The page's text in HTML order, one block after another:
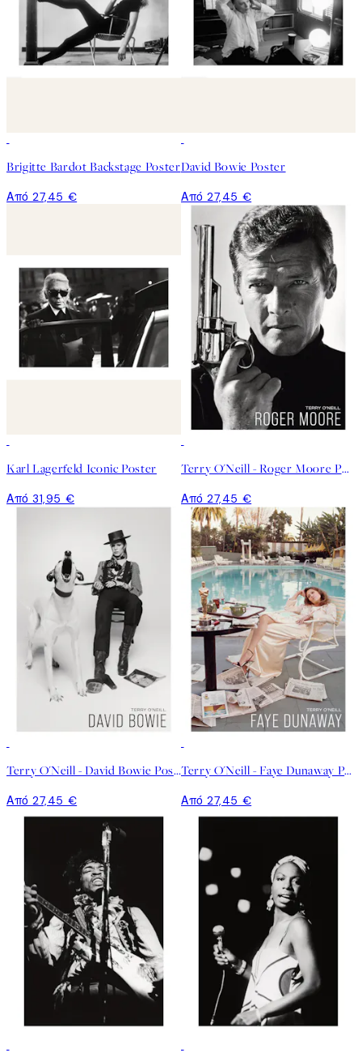
Brigitte Bardot Backstage Poster
Από 27,45 €
David Bowie Poster
Από 27,45 €
Karl Lagerfeld Iconic Poster
Από 31,95 €
Terry O'Neill - Roger Moore Poster
Από 27,45 €
Terry O'Neill - David Bowie Poster
Από 27,45 €
Terry O'Neill - Faye Dunaway Poster
Από 27,45 €